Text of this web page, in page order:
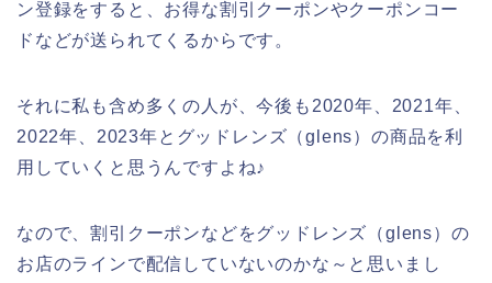
ン登録をすると、お得な割引クーポンやクーポンコー
ドなどが送られてくるからです。
それに私も含め多くの人が、今後も2020年、2021年、
2022年、2023年とグッドレンズ（glens）の商品を利
用していくと思うんですよね♪
なので、割引クーポンなどをグッドレンズ（glens）の
お店のラインで配信していないのかな～と思いまし